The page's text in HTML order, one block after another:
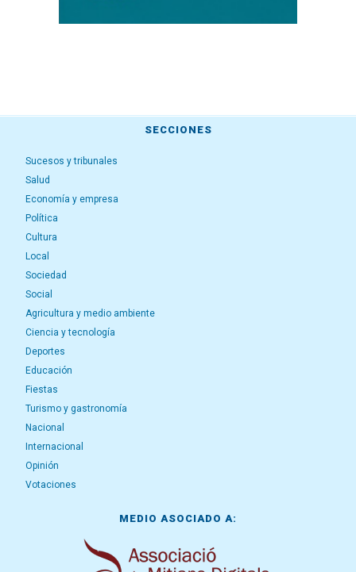
SECCIONES
Sucesos y tribunales
Salud
Economía y empresa
Política
Cultura
Local
Sociedad
Social
Agricultura y medio ambiente
Ciencia y tecnología
Deportes
Educación
Fiestas
Turismo y gastronomía
Nacional
Internacional
Opinión
Votaciones
MEDIO ASOCIADO A: